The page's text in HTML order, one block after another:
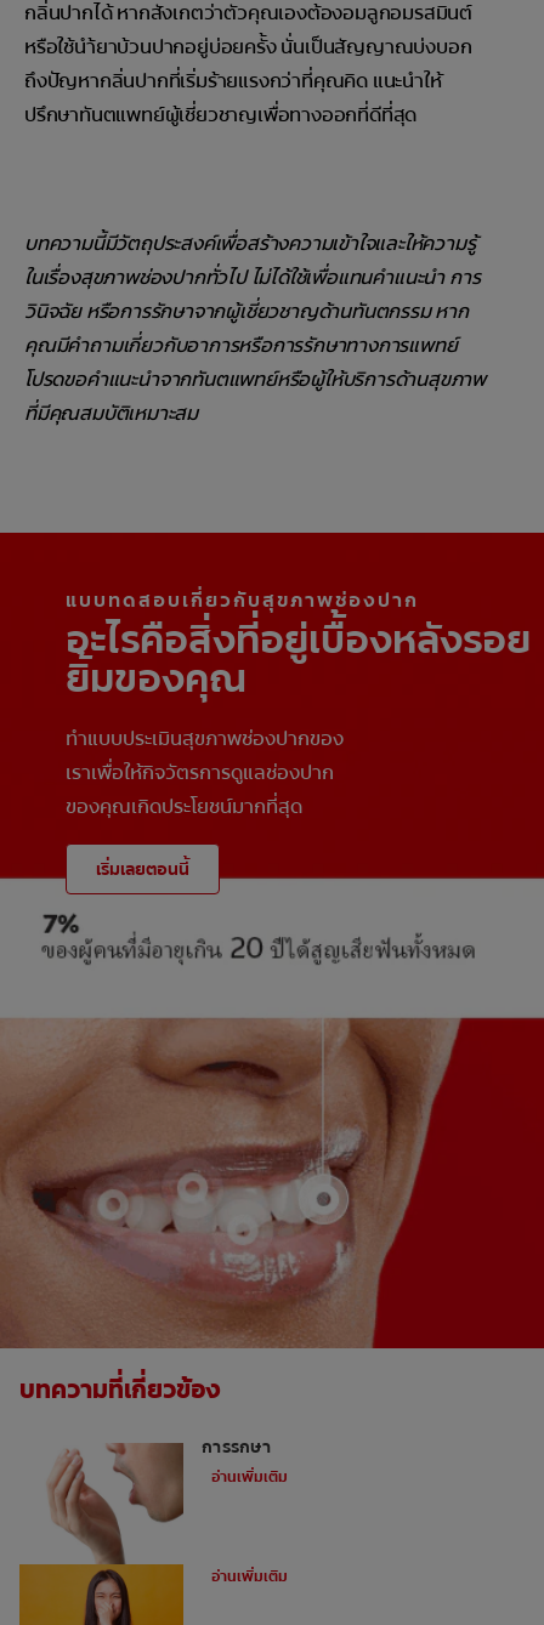
กลิ่นปากได้ หากสังเกตว่าตัวคุณเองต้องอมลูกอมรสมินต์
หรือใช้นำ้ยาบ้วนปากอยู่บ่อยครั้ง นั่นเป็นสัญญาณบ่งบอก
ถึงปัญหากลิ่นปากที่เริ่มร้ายแรงกว่าที่คุณคิด แนะนำให้
ปรึกษาทันตแพทย์ผู้เชี่ยวชาญเพื่อทางออกที่ดีที่สุด
บทความนี้มีวัตถุประสงค์เพื่อสร้างความเข้าใจและให้ความรู้
ในเรื่องสุขภาพช่องปากทั่วไป ไม่ได้ใช้เพื่อแทนคำแนะนำ การ
วินิจฉัย หรือการรักษาจากผู้เชี่ยวชาญด้านทันตกรรม หาก
คุณมีคำถามเกี่ยวกับอาการหรือการรักษาทางการแพทย์
โปรดขอคำแนะนำจากทันตแพทย์หรือผู้ให้บริการด้านสุขภาพ
ที่มีคุณสมบัติเหมาะสม
แบบทดสอบเกี่ยวกับสุขภาพช่องปาก
อะไรคือสิ่งที่อยู่เบื้องหลังรอย
ยิ้มของคุณ
ทำแบบประเมินสุขภาพช่องปากของ
เราเพื่อให้กิจวัตรการดูแลช่องปาก
ของคุณเกิดประโยชน์มากที่สุด
เริ่มเลยตอนนี้
บทความที่เกี่ยวข้อง
การรักษา
อ่านเพิ่มเติม
อ่านเพิ่มเติม